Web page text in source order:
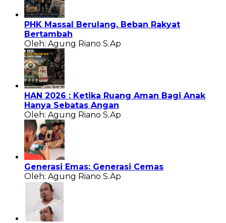
PHK Massal Berulang, Beban Rakyat
Bertambah
Oleh: Agung Riano S.Ap
HAN 2026 : Ketika Ruang Aman Bagi Anak
Hanya Sebatas Angan
Oleh: Agung Riano S.Ap
Generasi Emas: Generasi Cemas
Oleh: Agung Riano S.Ap